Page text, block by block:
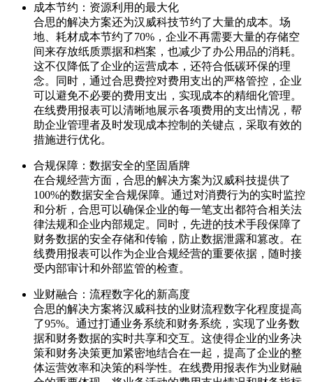
成本节约：资源利用的最大化
合思的解决方案还为汉威科技节约了大量的成本。场
地、耗材成本节约了70%，企业不再需要大量的存储空
间来存放纸质票据和档案，也减少了办公用品的消耗。
这不仅降低了企业的运营成本，还符合低碳环保的理
念。同时，通过合思费控对费用支出的严格管控，企业
可以避免不必要的费用支出，实现成本的精细化管理。
在线费用报表可以清晰地展示各项费用的支出情况，帮
助企业管理者及时发现成本控制的关键点，采取有效的
措施进行优化。
合规保障：数据安全的坚固盾牌
在合规经营方面，合思的解决方案为汉威科技提供了
100%的数据安全合规保障。通过对消费行为的实时监控
和分析，合思可以确保企业的每一笔支出都符合相关法
律法规和企业内部规定。同时，先进的技术手段保障了
财务数据的安全存储和传输，防止数据泄露和篡改。在
线费用报表可以作为企业合规经营的重要依据，随时接
受内部审计和外部监管的检查。
业财融合：流程数字化的新高度
合思的解决方案将汉威科技的业财流程数字化程度提高
了95%。通过打通业务系统和财务系统，实现了业务数
据和财务数据的实时共享和交互。这使得企业的业务决
策和财务决策更加紧密地结合在一起，提高了企业的整
体运营效率和决策的科学性。在线费用报表作为业财融